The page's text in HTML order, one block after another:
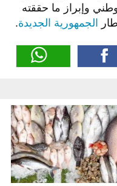
وإبراز ما حققته
الجمهورية الجديدة.